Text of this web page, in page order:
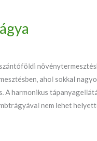
ahol sokkal
A harmonikus
nem lehet